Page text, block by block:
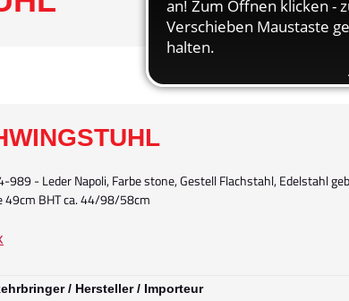
- Leder Napoli, Farbe stone, Gestell Flachstahl, Edelstahl
49cm BHT ca. 44/98/58cm
/ Hersteller / Importeur